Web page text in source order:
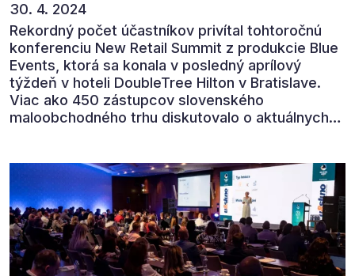
30. 4. 2024
Rekordný počet účastníkov privítal tohtoročnú
konferenciu New Retail Summit z produkcie Blue
Events, ktorá sa konala v posledný aprílový
týždeň v hoteli DoubleTree Hilton v Bratislave.
Viac ako 450 zástupcov slovenského
maloobchodného trhu diskutovalo o aktuálnych